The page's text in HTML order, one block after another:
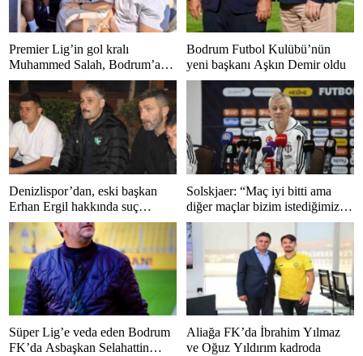
Premier Lig’in gol kralı
Muhammed Salah, Bodrum’a
hayran kaldı
Bodrum Futbol Kulübü’nün
yeni başkanı Aşkın Demir oldu
Denizlispor’dan, eski başkan
Erhan Ergil hakkında suç
duyurusu
Solskjaer: “Maç iyi bitti ama
diğer maçlar bizim istediğimiz
gibi bitmedi”
Süper Lig’e veda eden Bodrum
FK’da Asbaşkan Selahattin
Aliağa FK’da İbrahim Yılmaz
ve Oğuz Yıldırım kadroda